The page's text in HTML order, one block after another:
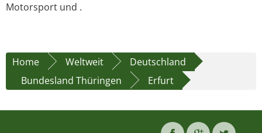
Motorsport und .
Home Weltweit
Deutschland
Bundesland Thüringen
Erfurt